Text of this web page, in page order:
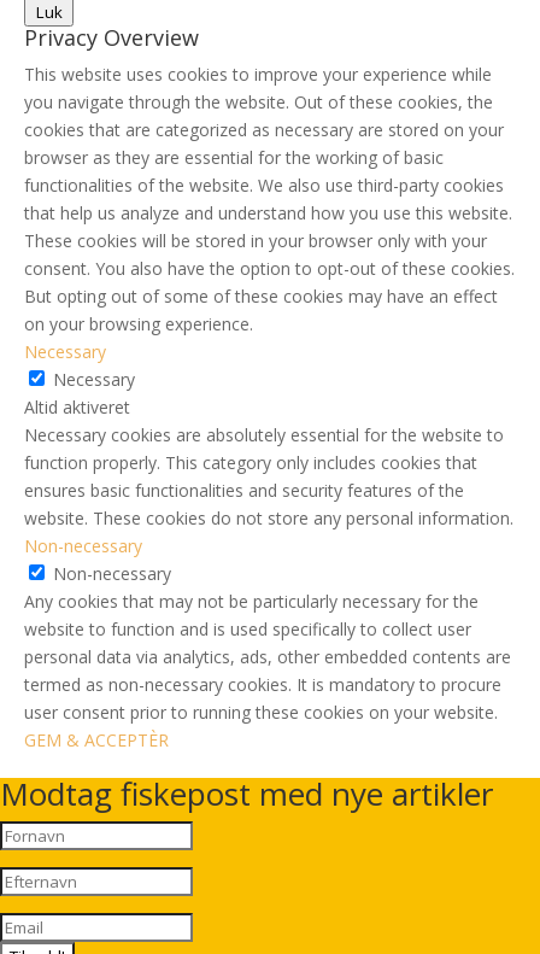
Luk
Privacy Overview
This website uses cookies to improve your experience while
you navigate through the website. Out of these cookies, the
cookies that are categorized as necessary are stored on your
browser as they are essential for the working of basic
functionalities of the website. We also use third-party cookies
that help us analyze and understand how you use this website.
These cookies will be stored in your browser only with your
consent. You also have the option to opt-out of these cookies.
But opting out of some of these cookies may have an effect
on your browsing experience.
Necessary
Necessary
Altid aktiveret
Necessary cookies are absolutely essential for the website to
function properly. This category only includes cookies that
ensures basic functionalities and security features of the
website. These cookies do not store any personal information.
Non-necessary
Non-necessary
Any cookies that may not be particularly necessary for the
website to function and is used specifically to collect user
personal data via analytics, ads, other embedded contents are
termed as non-necessary cookies. It is mandatory to procure
user consent prior to running these cookies on your website.
GEM & ACCEPTÈR
Modtag fiskepost med nye artikler